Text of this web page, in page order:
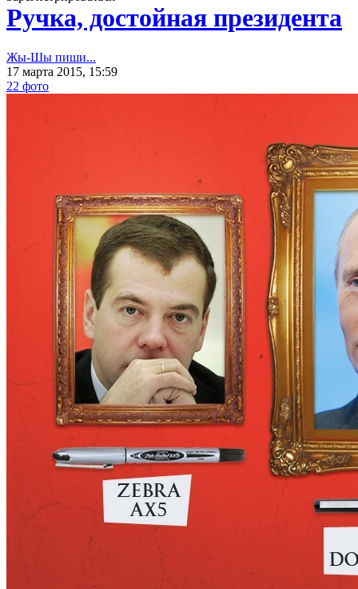
Ручка, достойная президента
Жы-Шы пиши...
17 марта 2015, 15:59
22 фото